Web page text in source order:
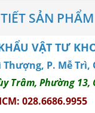
SẢN PHẨM
VẬT TƯ
P. Mễ Trì,
Trâm, Phường 13,
028.6686.9955